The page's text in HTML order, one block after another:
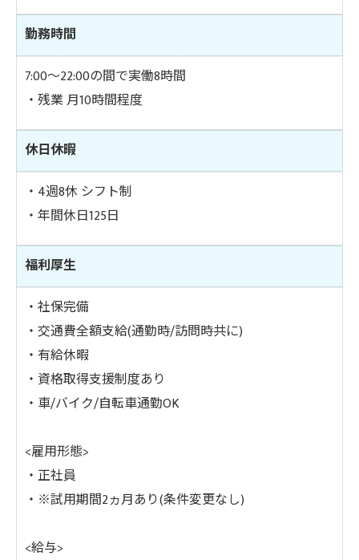
勤務時間
7:00～22:00の間で実働8時間
・残業 月10時間程度
休日休暇
・4週8休 シフト制
・年間休日125日
福利厚生
・社保完備
・交通費全額支給(通勤時/訪問時共に)
・有給休暇
・資格取得支援制度あり
・車/バイク/自転車通勤OK
<雇用形態>
・正社員
・※試用期間2ヵ月あり(条件変更なし)
<給与>